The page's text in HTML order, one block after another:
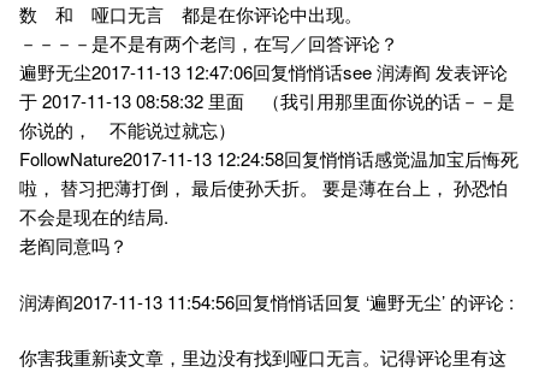
数 和 哑口无言 都是在你评论中出现。
－－－－是不是有两个老闫，在写／回答评论？
遍野无尘2017-11-13 12:47:06回复悄悄话see 润涛阎 发表评论
于 2017-11-13 08:58:32 里面 （我引用那里面你说的话－－是
你说的， 不能说过就忘）
FollowNature2017-11-13 12:24:58回复悄悄话感觉温加宝后悔死
啦， 替习把薄打倒， 最后使孙夭折。 要是薄在台上， 孙恐怕
不会是现在的结局.
老阎同意吗？
润涛阎2017-11-13 11:54:56回复悄悄话回复 ‘遍野无尘’ 的评论 :
你害我重新读文章，里边没有找到哑口无言。记得评论里有这